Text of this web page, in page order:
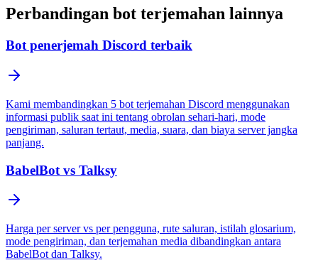
Perbandingan bot terjemahan lainnya
Bot penerjemah Discord terbaik
Kami membandingkan 5 bot terjemahan Discord menggunakan
informasi publik saat ini tentang obrolan sehari-hari, mode
pengiriman, saluran tertaut, media, suara, dan biaya server jangka
panjang.
BabelBot vs Talksy
Harga per server vs per pengguna, rute saluran, istilah glosarium,
mode pengiriman, dan terjemahan media dibandingkan antara
BabelBot dan Talksy.